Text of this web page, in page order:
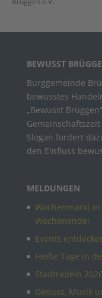
BEWUSST
Burggemeinde
bewusstes
„Bewusst
Slogan fordert
den Einfluss
MELDUNGEN
Wochenmarkt
Wochenende!
Events
Heiße Tage in
Stadtradeln 2026
Genuss, Musik